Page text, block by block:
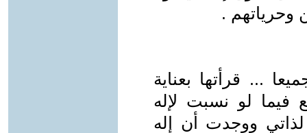
وحرياتهم .
... قرأتها بعناية
فيما لو نسبت لإله
لذاتي ووجدت أن إله